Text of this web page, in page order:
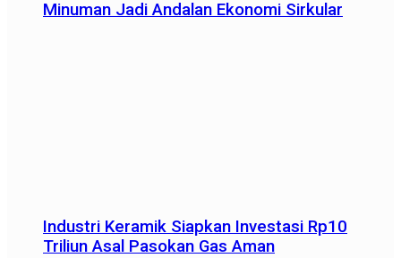
Minuman Jadi Andalan Ekonomi Sirkular
Industri Keramik Siapkan Investasi Rp10
Triliun Asal Pasokan Gas Aman